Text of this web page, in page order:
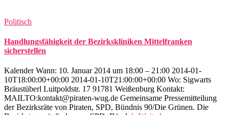
Politisch
Handlungsfähigkeit der Bezirkskliniken Mittelfranken
sicherstellen
Kalender Wann: 10. Januar 2014 um 18:00 – 21:00 2014-01-
10T18:00:00+00:00 2014-01-10T21:00:00+00:00 Wo: Sigwarts
Bräustüberl Luitpoldstr. 17 91781 Weißenburg Kontakt:
MAILTO:kontakt@piraten-wug.de Gemeinsame Pressemitteilung
der Bezirksräte von Piraten, SPD, Bündnis 90/Die Grünen. Die